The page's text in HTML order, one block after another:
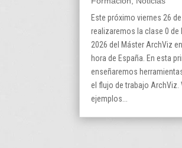
Este próximo viernes 26
realizaremos la clase 0 de
2026 del Máster ArchViz
hora de España. En esta
enseñaremos
el flujo de trabajo ArchViz.
ejemplos...